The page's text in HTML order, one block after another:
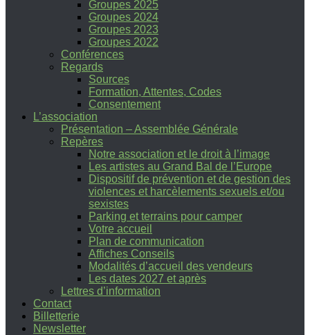
Groupes 2025
Groupes 2024
Groupes 2023
Groupes 2022
Conférences
Regards
Sources
Formation, Attentes, Codes
Consentement
L’association
Présentation – Assemblée Générale
Repères
Notre association et le droit à l’image
Les artistes au Grand Bal de l’Europe
Dispositif de prévention et de gestion des
violences et harcèlements sexuels et/ou
sexistes
Parking et terrains pour camper
Votre accueil
Plan de communication
Affiches Conseils
Modalités d’accueil des vendeurs
Les dates 2027 et après
Lettres d’information
Contact
Billetterie
Newsletter